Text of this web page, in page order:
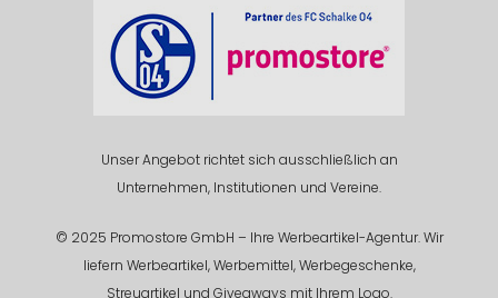
Unser Angebot richtet sich ausschließlich an
Unternehmen, Institutionen und Vereine.
© 2025 Promostore GmbH – Ihre Werbeartikel-Agentur. Wir
liefern Werbeartikel, Werbemittel, Werbegeschenke,
Streuartikel und Giveaways mit Ihrem Logo.